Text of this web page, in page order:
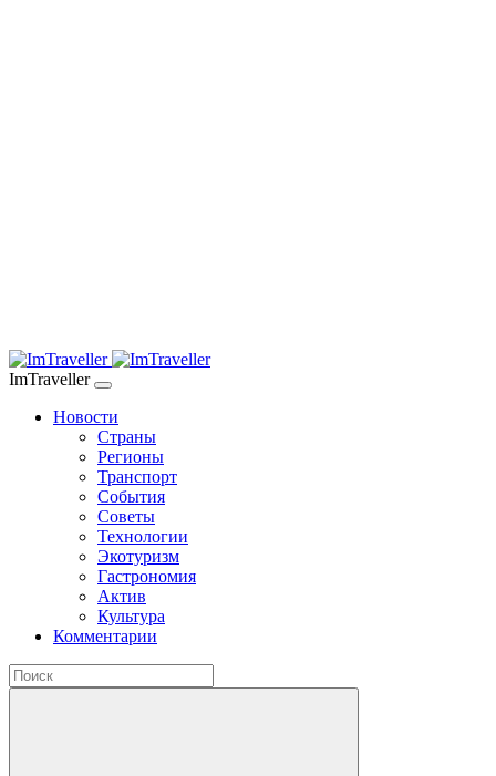
ImTraveller
Новости
Страны
Регионы
Транспорт
События
Советы
Технологии
Экотуризм
Гастрономия
Актив
Культура
Комментарии